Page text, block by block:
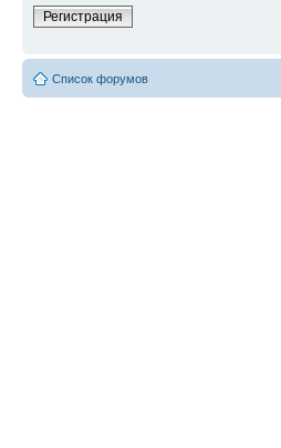
Регистрация
Список форумов